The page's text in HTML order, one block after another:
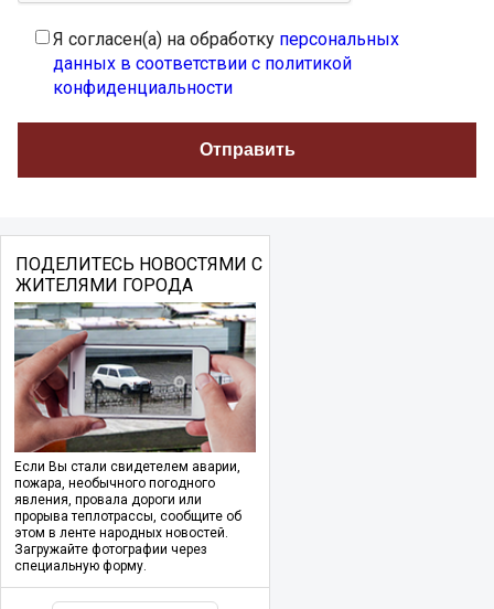
Я согласен(а) на обработку персональных
данных в соответствии с политикой
конфиденциальности
ПОДЕЛИТЕСЬ НОВОСТЯМИ С
ЖИТЕЛЯМИ ГОРОДА
Если Вы стали свидетелем аварии,
пожара, необычного погодного
явления, провала дороги или
прорыва теплотрассы, сообщите об
этом в ленте народных новостей.
Загружайте фотографии через
специальную форму.